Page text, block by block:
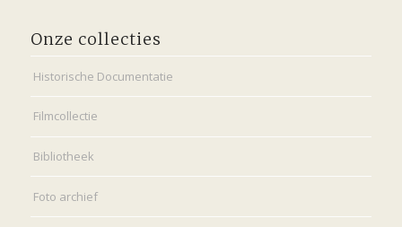
Onze collecties
Historische Documentatie
Filmcollectie
Bibliotheek
Foto archief